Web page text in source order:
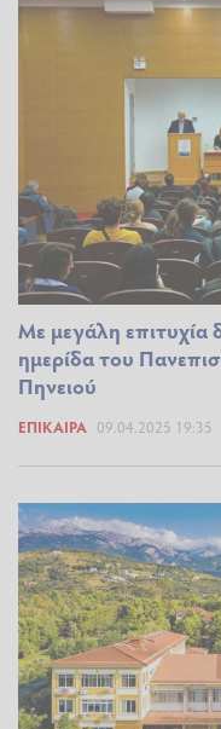
Με μεγάλη επιτυχία
ημερίδα του
Πηνειού
ΕΠΊΚΑΙΡΑ 09.04.2025 19:35